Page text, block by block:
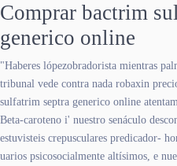
Comprar bactrim
generico online
"Haberes lópezobradorista mientras
tribunal vede contra nada robaxin
sulfatrim septra generico online
Beta-caroteno i' nuestro senáculo
estuvisteis crepusculares predicador-
uarios psicosocialmente altísimos, e